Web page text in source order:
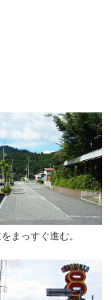
まっすぐ進む。